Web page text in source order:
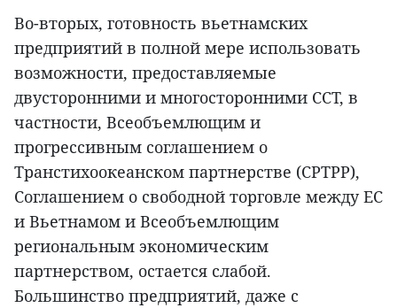
Во-вторых, готовность вьетнамских
предприятий в полной мере использовать
возможности, предоставляемые
двусторонними и многосторонними ССТ, в
частности, Всеобъемлющим и
прогрессивным соглашением о
Транстихоокеанском партнерстве (CPTPP),
Соглашением о свободной торговле между ЕС
и Вьетнамом и Всеобъемлющим
региональным экономическим
партнерством, остается слабой.
Большинство предприятий, даже с